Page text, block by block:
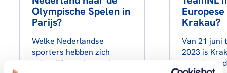
Olympische Spelen in
Parijs?
Welke Nederlandse
sporters hebben zich
gekwalificeerd voor de
Krakau?
Van 21 juni
2023 is
toneel van